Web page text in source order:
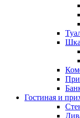
Гостиная и